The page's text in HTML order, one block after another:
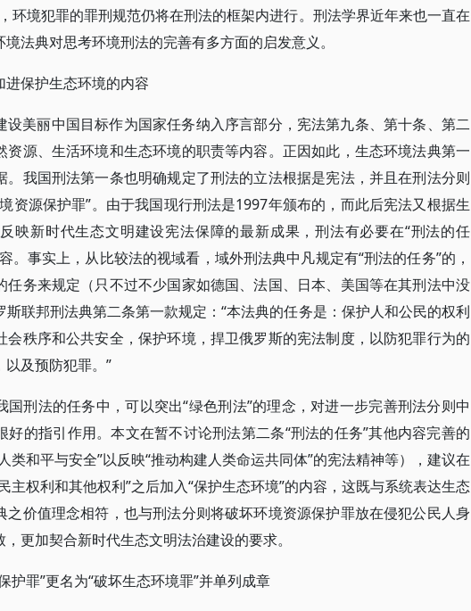
环境犯罪的罪刑规范仍将在刑法的框架内进行。刑法学界近年来也一直在
法典对思考环境刑法的完善有多方面的启发意义。
进保护生态环境的内容
设美丽中国目标作为国家任务纳入序言部分，宪法第九条、第十条、第二
资源、生活环境和生态环境的职责等内容。正因如此，生态环境法典第一
。我国刑法第一条也明确规定了刑法的立法根据是宪法，并且在刑法分则
资源保护罪”。由于我国现行刑法是1997年颁布的，而此后宪法又根据生
映新时代生态文明建设宪法保障的最新成果，刑法有必要在“刑法的任
。事实上，从比较法的视域看，域外刑法典中凡规定有“刑法的任务”的，
任务来规定（只不过不少国家如德国、法国、日本、美国等在其刑法中没
联邦刑法典第二条第一款规定：“本法典的任务是：保护人和公民的权利
会秩序和公共安全，保护环境，捍卫俄罗斯的宪法制度，以防犯罪行为的
及预防犯罪。”
国刑法的任务中，可以突出“绿色刑法”的理念，对进一步完善刑法分则中
好的指引作用。本文在暂不讨论刑法第二条“刑法的任务”其他内容完善的
类和平与安全”以反映“推动构建人类命运共同体”的宪法精神等），建议在
主权利和其他权利”之后加入“保护生态环境”的内容，这既与系统表达生态
之价值理念相符，也与刑法分则将破坏环境资源保护罪放在侵犯公民人身
更加契合新时代生态文明法治建设的要求。
护罪”更名为“破坏生态环境罪”并单列成章